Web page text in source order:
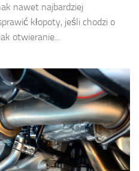
nawet najbardziej
kłopoty, jeśli chodzi o
otwieranie...